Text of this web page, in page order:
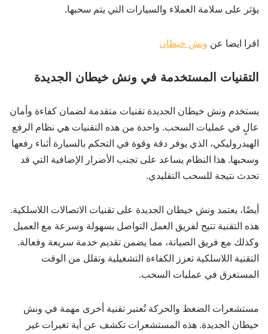
يؤثر على سلامة العملاء والسيارات التي يتم سحبها.
اقرا ايضا عن ونش خيطان
التقنيات المستخدمة في ونش خيطان الجديدة
يستخدم ونش خيطان الجديدة تقنيات متقدمة لضمان كفاءة وأمان
عالٍ في عمليات السحب. واحدة من هذه التقنيات هي نظام الرفع
الهيدروليكي، الذي يوفر دقة وقوة في التحكم بالسيارة أثناء رفعها
وسحبها. هذا النظام يساعد على تجنب الأضرار الإضافية التي قد
تحدث نتيجة للسحب التقليدي.
أيضًا، يعتمد ونش خيطان الجديدة على تقنيات الاتصالات اللاسلكية.
هذه التقنية تتيح لفريق العمل التواصل بسهولة وسرعة مع العميل
وكذلك مع فريق الصيانة، مما يضمن تقديم خدمة سريعة وفعالة.
التقنية اللاسلكية تعزز الكفاءة التشغيلية وتقلل من الوقت
المستغرق في عمليات السحب.
مستشعرات الضغط والحركة تُعتبر تقنية أخرى مهمة في ونش
خيطان الجديدة. هذه المستشعرات تكشف عن أية تغيرات غير